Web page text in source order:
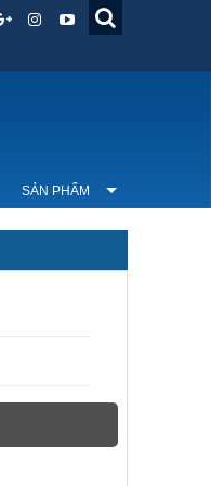
SẢN PHẨM